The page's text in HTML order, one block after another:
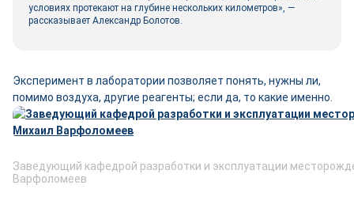
условиях протекают на глубине нескольких километров», —
рассказывает Александр Болотов.
Эксперимент в лаборатории позволяет понять, нужны ли,
помимо воздуха, другие реагенты; если да, то какие именно.
Заведующий кафедрой разработки и эксплуатации
Варфоломеев